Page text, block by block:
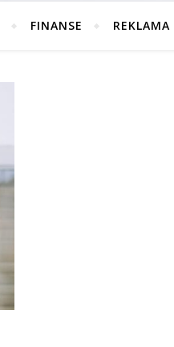
FINANSE REKLAMA